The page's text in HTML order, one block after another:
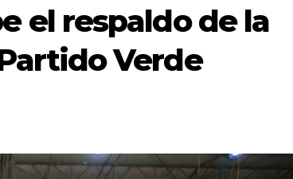
el respaldo de la
Verde